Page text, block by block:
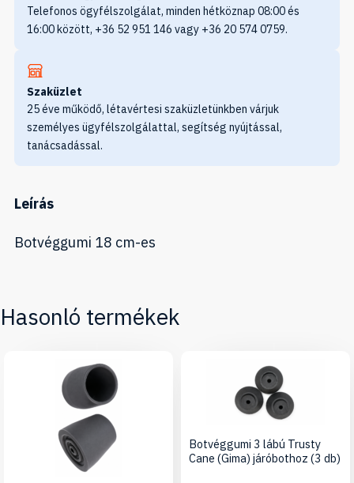
Telefonos ögyfélszolgálat, minden hétköznap 08:00 és
16:00 között, +36 52 951 146 vagy +36 20 574 0759.
Szaküzlet
25 éve működő, létavértesi szaküzletünkben várjuk
személyes ügyfélszolgálattal, segítség nyújtással,
tanácsadással.
Leírás
Botvéggumi 18 cm-es
Hasonló termékek
Botvéggumi 3 lábú Trusty
Cane (Gima) járóbothoz (3 db)